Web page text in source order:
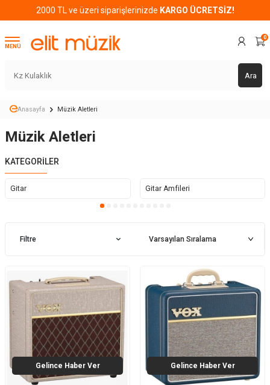
2000 TL ve üzeri siparişlerinizde KARGO ÜCRETSİZ!
MENÜ
Ara
0
Anasayfa Müzik Aletleri
Müzik Aletleri
KATEGORILER
Gitar Gitar Amfileri
Filtre
Gelince Haber Ver Gelince Haber Ver